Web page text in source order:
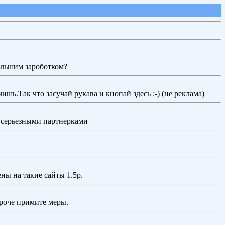
зароботком?
что засучай рукава и кнопай здесь :-) (не реклама)
партнерками
на такие сайты 1.5р.
примите меры.